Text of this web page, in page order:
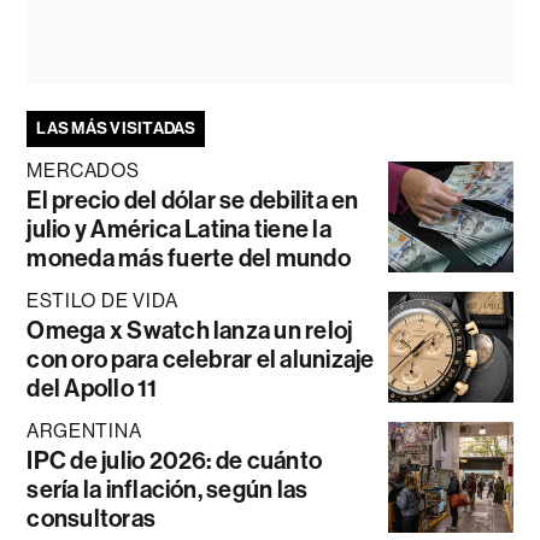
LAS MÁS VISITADAS
MERCADOS
El precio del dólar se debilita en
julio y América Latina tiene la
moneda más fuerte del mundo
ESTILO DE VIDA
Omega x Swatch lanza un reloj
con oro para celebrar el alunizaje
del Apollo 11
ARGENTINA
IPC de julio 2026: de cuánto
sería la inflación, según las
consultoras